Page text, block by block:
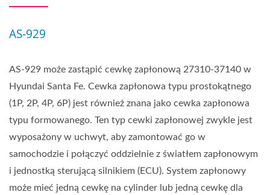
AS-929
AS-929 może zastąpić cewkę zapłonową 27310-37140 w
Hyundai Santa Fe. Cewka zapłonowa typu prostokątnego
(1P, 2P, 4P, 6P) jest również znana jako cewka zapłonowa
typu formowanego. Ten typ cewki zapłonowej zwykle jest
wyposażony w uchwyt, aby zamontować go w
samochodzie i połączyć oddzielnie z światłem zapłonowym
i jednostką sterującą silnikiem (ECU). System zapłonowy
może mieć jedną cewkę na cylinder lub jedną cewkę dla